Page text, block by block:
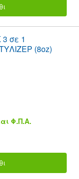
σε 1
(8oz)
Φ.Π.Α.